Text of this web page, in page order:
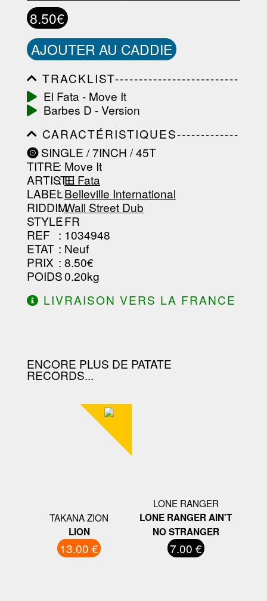
8.50€
AJOUTER AU CADDIE
TRACKLIST--------------------------
-----------------------------------------
-----------------------------------------
-----------------------------------------
-------------------
El Fata - Move It
Barbes D - Version
CARACTÉRISTIQUES-------------
-----------------------------------------
-----------------------------------------
-----------------------------------------
-----------------------------------------
--------------------------------
SINGLE / 7INCH / 45T
TITRE: Move It
ARTISTE
:El Fata
LABEL
:Belleville International
RIDDIM
:Wall Street Dub
STYLE: FR
REF : 1034948
ETAT : Neuf
PRIX : 8.50€
POIDS: 0.20kg
LIVRAISON VERS LA FRANCE
ENCORE PLUS DE PATATE
RECORDS...
TAKANA ZION
LION
13.00 €
LONE RANGER
LONE RANGER AIN'T
NO STRANGER
7.00 €